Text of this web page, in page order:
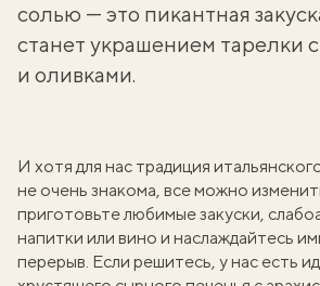
солью — это пикантная
станет украшением тарелки
и оливками.
И хотя для нас традиция
не очень знакома, все можно
приготовьте любимые закуски,
напитки или вино и наслаждайтесь
перерыв. Если решитесь, у нас есть